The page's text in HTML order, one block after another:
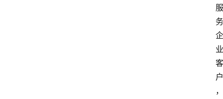
服
务
企
业
客
户
，